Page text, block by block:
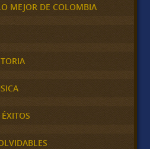
MEJOR DE COLOMBIA